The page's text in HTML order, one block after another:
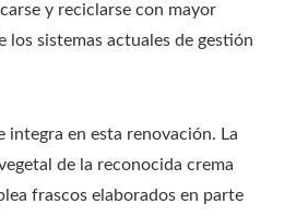
y reciclarse con mayor
los sistemas actuales de gestión
integra en esta renovación. La
de la reconocida crema
frascos elaborados en parte